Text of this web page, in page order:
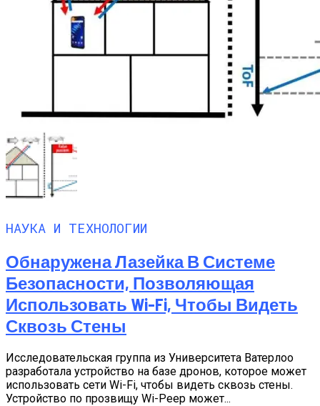
НАУКА И ТЕХНОЛОГИИ
Обнаружена Лазейка В Системе
Безопасности, Позволяющая
Использовать Wi-Fi, Чтобы Видеть
Сквозь Стены
Исследовательская группа из Университета Ватерлоо
разработала устройство на базе дронов, которое может
использовать сети Wi-Fi, чтобы видеть сквозь стены.
Устройство по прозвищу Wi-Peep может...